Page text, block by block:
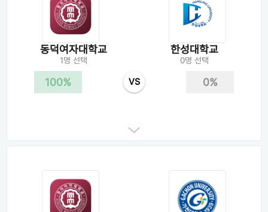
동덕여자대학교
1명 선택
한성대학교
0명 선택
100% VS 0%